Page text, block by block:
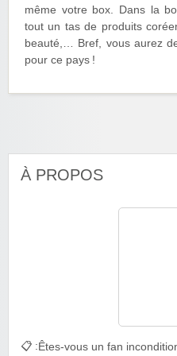
même votre box. Dans la
tout un tas de produits
beauté,… Bref, vous aurez
pour ce pays !
À PROPOS
📋 : Êtes-vous un fan